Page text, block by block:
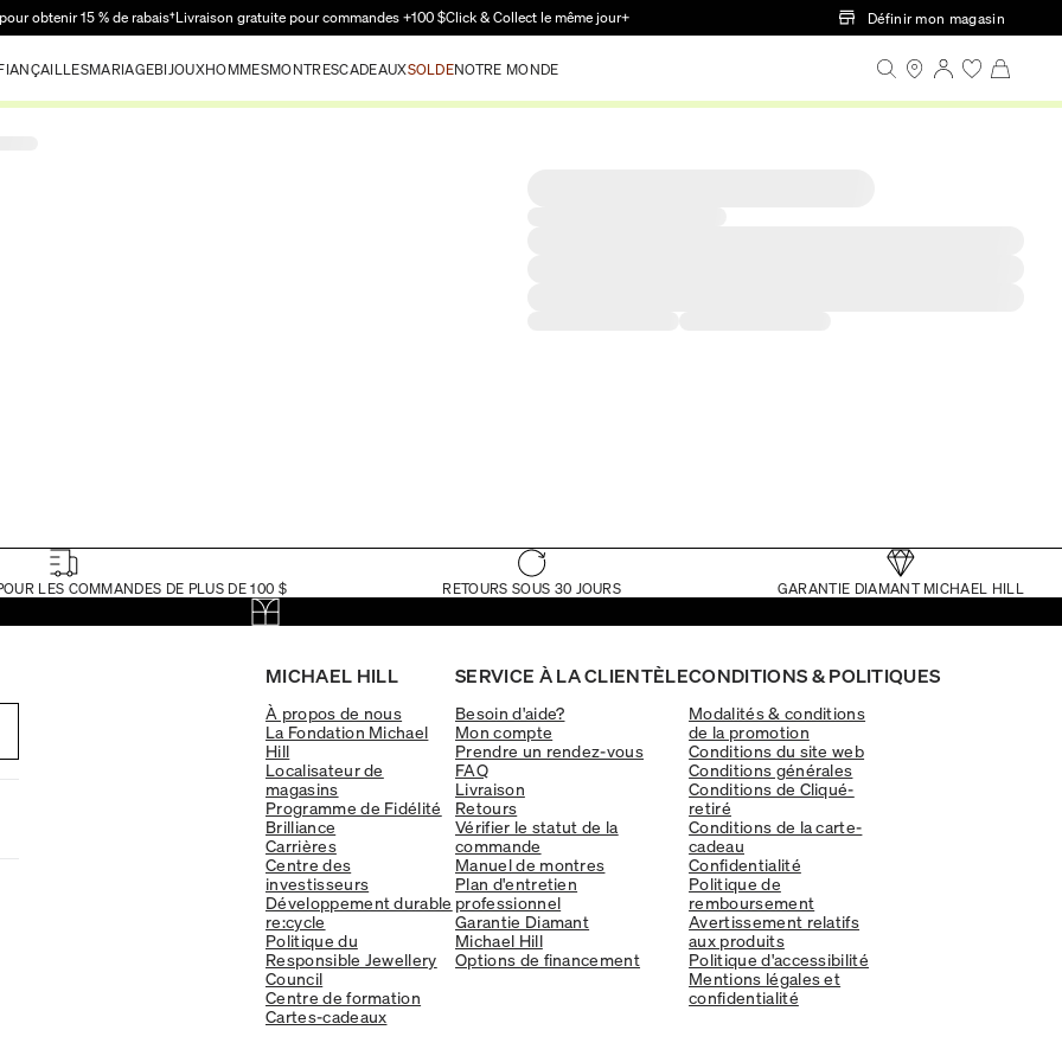
Passer au contenu principal
obtenir 15 % de rabais†Livraison gratuite pour commandes +100 $Click & Collect le même jour+ Définir mon magasin
MARIAGEBIJOUXHOMMESMONTRESCADEAUXSOLDENOTRE MONDE
LES COMMANDES DE PLUS DE 100 $ RETOURS SOUS 30 JOURS GARANTIE DIAMANT MICHAEL HILL
MICHAEL HILL
À propos de nous
La Fondation Michael
Hill
Localisateur de
magasins
Programme de Fidélité
Brilliance
Carrières
Centre des
investisseurs
Développement durable
re:cycle
Politique du
Responsible Jewellery
Council
Centre de formation
Cartes-cadeaux
SERVICE À LA CLIENTÈLE
Besoin d'aide?
Mon compte
Prendre un rendez-vous
FAQ
Livraison
Retours
Vérifier le statut de la
commande
Manuel de montres
Plan d'entretien
professionnel
Garantie Diamant
Michael Hill
Options de financement
CONDITIONS & POLITIQUES
Modalités & conditions
de la promotion
Conditions du site web
Conditions générales
Conditions de Cliqué-
retiré
Conditions de la carte-
cadeau
Confidentialité
Politique de
remboursement
Avertissement relatifs
aux produits
Politique d'accessibilité
Mentions légales et
confidentialité